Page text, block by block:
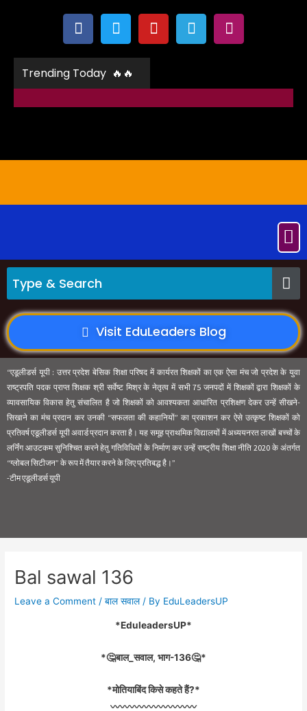
Trending Today 🔥🔥
Visit EduLeaders Blog
“एडूलीडर्स यूपी : उत्तर प्रदेश बेसिक शिक्षा परिषद में कार्यरत शिक्षकों का एक ऐसा मंच जो प्रदेश के युवा
राष्ट्रपति पदक प्राप्त शिक्षक श्री सर्वेष्ट मिश्र के नेतृत्व में सभी 75 जनपदों में शिक्षकों द्वारा शिक्षकों के
व्यावसायिक विकास हेतु संचालित है जो शिक्षकों को आवश्यकता आधारित प्रशिक्षण देकर उन्हें सीखने-
सिखाने का मंच प्रदान कर उनकी “सफलता की कहानियों” का प्रकाशन कर ऐसे उत्कृष्ट शिक्षकों को
प्रतिवर्ष एडूलीडर्स यूपी अवार्ड प्रदान करता है। यह समूह प्राथमिक विद्यालयों में अध्ययनरत लाखों बच्चों के
लर्निंग आउटकम सुनिश्चित करने हेतु गतिविधियों के निर्माण कर उन्हें राष्ट्रीय शिक्षा नीति 2020 के अंतर्गत
“ग्लोबल सिटीजन” के रूप में तैयार करने के लिए प्रतिबद्ध है।”
-टीम एडूलीडर्स यूपी
Bal sawal 136
Leave a Comment /बाल सवाल/ By EduLeadersUP
*EduleadersUP*
*🤔बाल_सवाल, भाग-136🤔*
*मोतियाबिंद किसे कहते हैं?*
〰️〰️〰️〰️〰️〰️〰️〰️〰️